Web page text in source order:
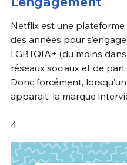
Netflix est une
des années pour
LGBTQIA+ (du moins
réseaux sociaux et de
Donc forcément,
apparait, la marque
4.